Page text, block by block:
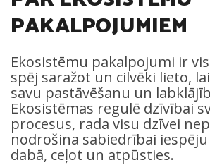
PAKALPOJUMIEM
Ekosistēmu pakalpojumi ir
spēj saražot un cilvēki lieto,
savu pastāvēšanu un
Ekosistēmas regulē dzīvībai
procesus, rada visu dzīvei
nodrošina sabiedrībai
dabā, ceļot un atpūsties.